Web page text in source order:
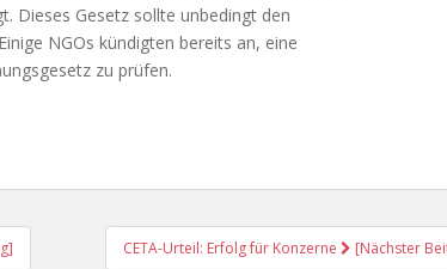
Dieses Gesetz sollte unbedingt den
NGOs kündigten bereits an, eine
zu prüfen.
CETA-Urteil: Erfolg für Konzerne [Nächster